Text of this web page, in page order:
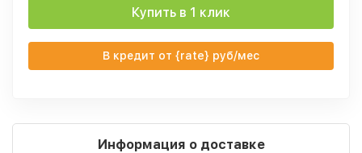
Купить в 1 клик
В кредит от {rate} руб/мес
Информация о доставке